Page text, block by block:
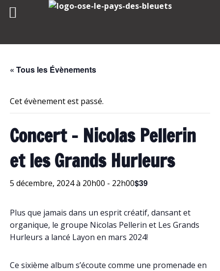
content
« Tous les Évènements
Cet évènement est passé.
Concert – Nicolas Pellerin
et les Grands Hurleurs
5 décembre, 2024 à 20h00 - 22h00$39
Plus que jamais dans un esprit créatif, dansant et
organique, le groupe Nicolas Pellerin et Les Grands
Hurleurs a lancé Layon en mars 2024!
Ce sixième album s’écoute comme une promenade en